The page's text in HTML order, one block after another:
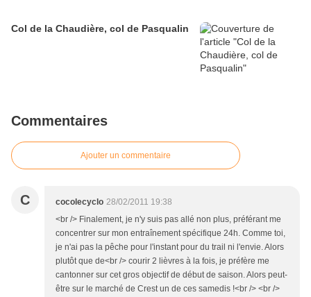
Col de la Chaudière, col de Pasqualin
Commentaires
Ajouter un commentaire
C cocolecyclo 28/02/2011 19:38
<br /> Finalement, je n'y suis pas allé non plus, préférant me
concentrer sur mon entraînement spécifique 24h. Comme toi,
je n'ai pas la pêche pour l'instant pour du trail ni l'envie. Alors
plutôt que de<br /> courir 2 lièvres à la fois, je préfère me
cantonner sur cet gros objectif de début de saison. Alors peut-
être sur le marché de Crest un de ces samedis !<br /> <br />